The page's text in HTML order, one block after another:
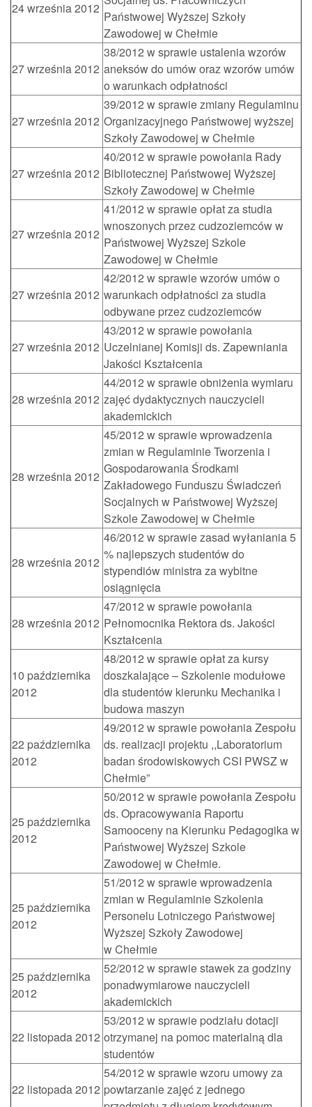
24 września 2012
Państwowej Wyższej Szkoły
Zawodowej w Chełmie
27 września 2012
38/2012 w sprawie ustalenia wzorów
aneksów do umów oraz wzorów umów
o warunkach odpłatności
27 września 2012
39/2012 w sprawie zmiany Regulaminu
Organizacyjnego Państwowej wyższej
Szkoły Zawodowej w Chełmie
27 września 2012
40/2012 w sprawie powołania Rady
Bibliotecznej Państwowej Wyższej
Szkoły Zawodowej w Chełmie
27 września 2012
41/2012 w sprawie opłat za studia
wnoszonych przez cudzoziemców w
Państwowej Wyższej Szkole
Zawodowej w Chełmie
27 września 2012
42/2012 w sprawie wzorów umów o
warunkach odpłatności za studia
odbywane przez cudzoziemców
27 września 2012
43/2012 w sprawie powołania
Uczelnianej Komisji ds. Zapewniania
Jakości Kształcenia
28 września 2012
44/2012 w sprawie obniżenia wymiaru
zajęć dydaktycznych nauczycieli
akademickich
28 września 2012
45/2012 w sprawie wprowadzenia
zmian w Regulaminie Tworzenia i
Gospodarowania Środkami
Zakładowego Funduszu Świadczeń
Socjalnych w Państwowej Wyższej
Szkole Zawodowej w Chełmie
28 września 2012
46/2012 w sprawie zasad wyłaniania 5
% najlepszych studentów do
stypendiów ministra za wybitne
osiągnięcia
28 września 2012
47/2012 w sprawie powołania
Pełnomocnika Rektora ds. Jakości
Kształcenia
10 października
2012
48/2012 w sprawie opłat za kursy
doszkalające – Szkolenie modułowe
dla studentów kierunku Mechanika i
budowa maszyn
22 października
2012
49/2012 w sprawie powołania Zespołu
ds. realizacji projektu ,,Laboratorium
badan środowiskowych CSI PWSZ w
Chełmie”
25 października
2012
50/2012 w sprawie powołania Zespołu
ds. Opracowywania Raportu
Samooceny na Kierunku Pedagogika w
Państwowej Wyższej Szkole
Zawodowej w Chełmie.
25 października
2012
51/2012 w sprawie wprowadzenia
zmian w Regulaminie Szkolenia
Personelu Lotniczego Państwowej
Wyższej Szkoły Zawodowej
w Chełmie
25 października
2012
52/2012 w sprawie stawek za godziny
ponadwymiarowe nauczycieli
akademickich
22 listopada 2012
53/2012 w sprawie podziału dotacji
otrzymanej na pomoc materialną dla
studentów
22 listopada 2012
54/2012 w sprawie wzoru umowy za
powtarzanie zajęć z jednego